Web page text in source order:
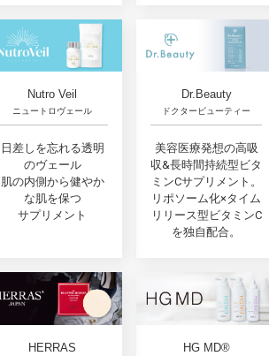
Nutro Veil
ニュートロヴェール
日差しを忘れる透明
のヴェール
肌の内側から健やか
な肌を保つ
サプリメント
Dr.Beauty
ドクタービューティー
美容医療発想の高吸
収&長時間持続型ビタ
ミンCサプリメント。
リポソーム化×タイム
リリース型ビタミンC
を独自配合。
HERRAS HG MD®